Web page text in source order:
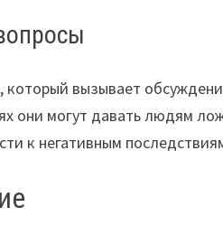
который вызывает
они могут давать людям
к негативным